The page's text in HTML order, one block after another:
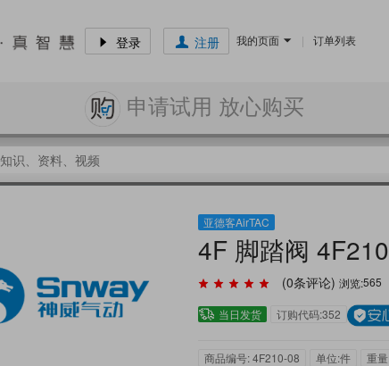
登录 注册 我的页面 |
订单列表
申请试用 放心购买
亚德客AirTAC
4F 脚踏阀
(0条评论) 浏览:565
当日发货 订购代码:352
商品编号: 4F210-08 单位:件 重